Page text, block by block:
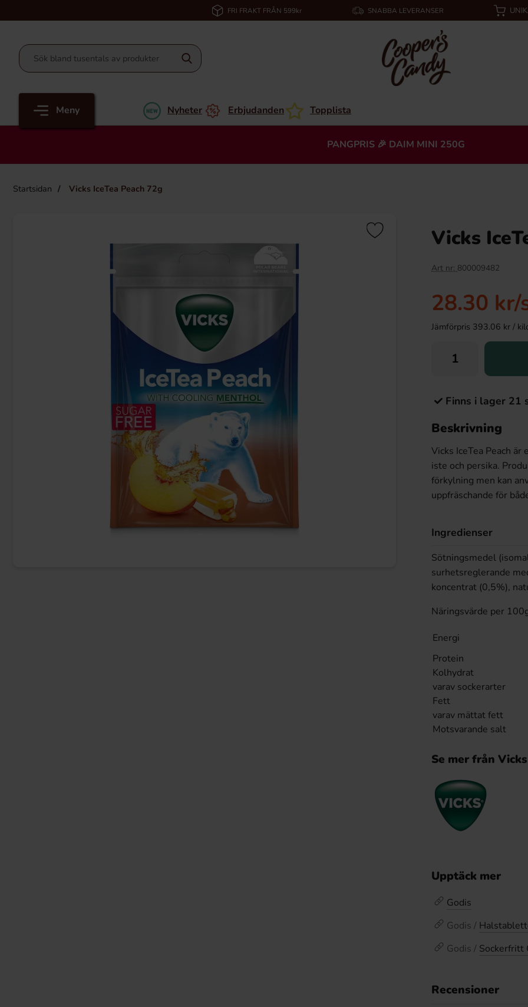
FRI FRAKT FRÅN 599kr SNABBA LEVERANSER
Meny Nyheter Erbjudanden Topplista
PANGPRIS 🎉 DAIM MINI 250G
Startsidan Vicks IceTea Peach 72g
Vicks
Art nr: 800009482
28.30 kr/
Jämförpris 393.06 kr /
Finns i lager 21
Beskrivning
Vicks IceTea Peach
iste och persika.
förkylning men kan
uppfräschande för
Ingredienser
Sötningsmedel
surhetsreglerande
koncentrat (0,5%),
Näringsvärde per
Energi
Protein
Kolhydrat
varav sockerarter
Fett
varav mättat fett
Motsvarande salt
Se mer från Vicks
Upptäck mer
Godis
Godis /
Godis / Sockerfritt
Recensioner